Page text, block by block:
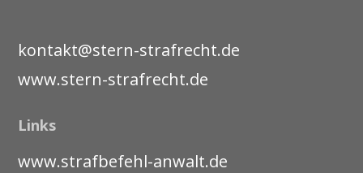
kontakt@stern-strafrecht.de
www.stern-strafrecht.de
Links
www.strafbefehl-anwalt.de